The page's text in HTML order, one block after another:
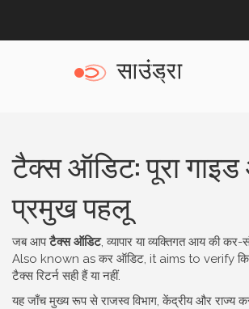
टैक्स ऑडिट: पूरा
प्रमुख पहलू
जब आपटैक्स ऑडिट,व्यापार या व्यक्तिगत आय की कर-
Also known asकर ऑडिट, it aims to verify कि
टैक्स रिटर्न सही हैं या नहीं.
यह जाँच मुख्य रूप सेराजस्व विभाग,केंद्रीय और राज्य